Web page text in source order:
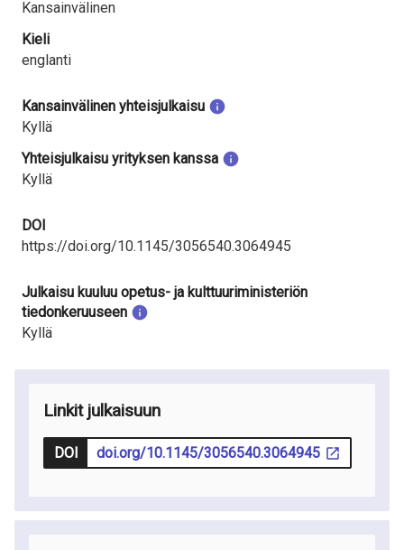
Kansainvälinen
Kieli
englanti
Kansainvälinen yhteisjulkaisu
Kyllä
Yhteisjulkaisu yrityksen kanssa
Kyllä
DOI
https://doi.org/10.1145/3056540.3064945
Julkaisu kuuluu opetus- ja kulttuuriministeriön
tiedonkeruuseen
Kyllä
Linkit julkaisuun
DOI doi.org/10.1145/3056540.3064945